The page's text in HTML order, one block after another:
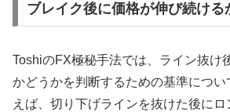
ブレイク後に価格が伸び続ける
ToshiのFX極秘手法では、ライン抜け
かどうかを判断するための基準につい
えば、切り下げラインを抜けた後にロ